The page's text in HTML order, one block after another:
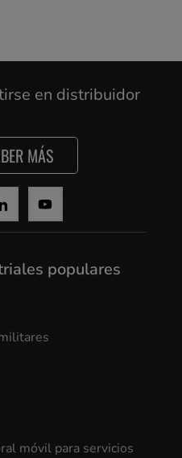
en distribuidor
MÁS
populares
móvil para servicios